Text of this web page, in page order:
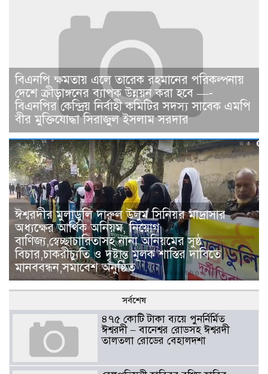
বিএনপি ক্ষমতায় এলে তারেক রহমানের পরিকল্পনায়
দেশে ক্রীড়াঙ্গনের ব্যাপক উন্নয়ন করা হবে —-
বিএনপির কেন্দ্রিয় নির্বাহী কমিটির সদস্য সাবেক এমপি
বীর মুক্তিযোদ্ধা সিরাজুল ইসলাম সরদার
ঈশ্বরদীর মুলাডুলি দারুল উলুম সিনিয়র মাদ্রাসার
অধ্যক্ষের আর্থিক অনিয়ম, নিয়োগ
বাণিজ্য,স্বেচ্ছাচারিতাসহ নানা অনিয়মের সুষ্ঠ
বিচার,চাকরীচ্যুতি ও দৃষ্টান্ত মূলক শাস্তির দাবিতে
মানববন্ধন,সমাবেশ অনুষ্ঠিত
সর্বশেষ
৪৭৫ কোটি টাকা ব্যয়ে পুনর্নির্মিত
ঈশ্বরদী – বানেশ্বর রোডসহ ঈশ্বরদী
তালতলা রোডের বেহালদশা